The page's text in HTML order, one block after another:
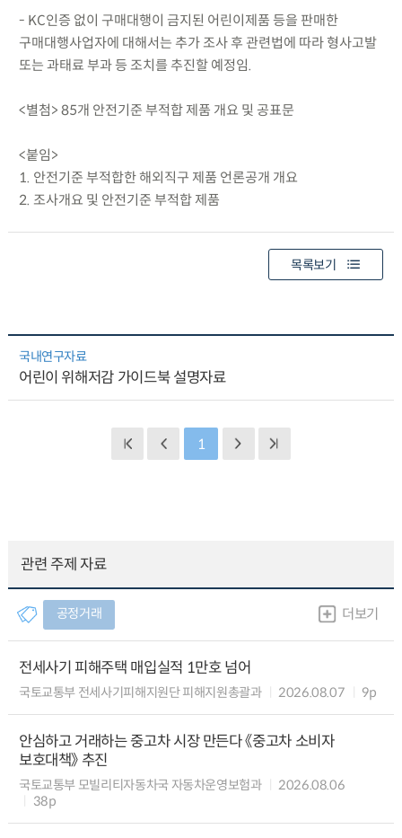
- KC인증 없이 구매대행이 금지된 어린이제품 등을 판매한
구매대행사업자에 대해서는 추가 조사 후 관련법에 따라 형사고발
또는 과태료 부과 등 조치를 추진할 예정임.
<별첨> 85개 안전기준 부적합 제품 개요 및 공표문
<붙임>
1. 안전기준 부적합한 해외직구 제품 언론공개 개요
2. 조사개요 및 안전기준 부적합 제품
목록보기
국내연구자료
어린이 위해저감 가이드북 설명자료
1
관련 주제 자료
공정거래 더보기
전세사기 피해주택 매입실적 1만호 넘어
국토교통부 전세사기피해지원단 피해지원총괄과 2026.08.07 9p
안심하고 거래하는 중고차 시장 만든다 《중고차 소비자
보호대책》 추진
국토교통부 모빌리티자동차국 자동차운영보험과
2026.08.06
38p